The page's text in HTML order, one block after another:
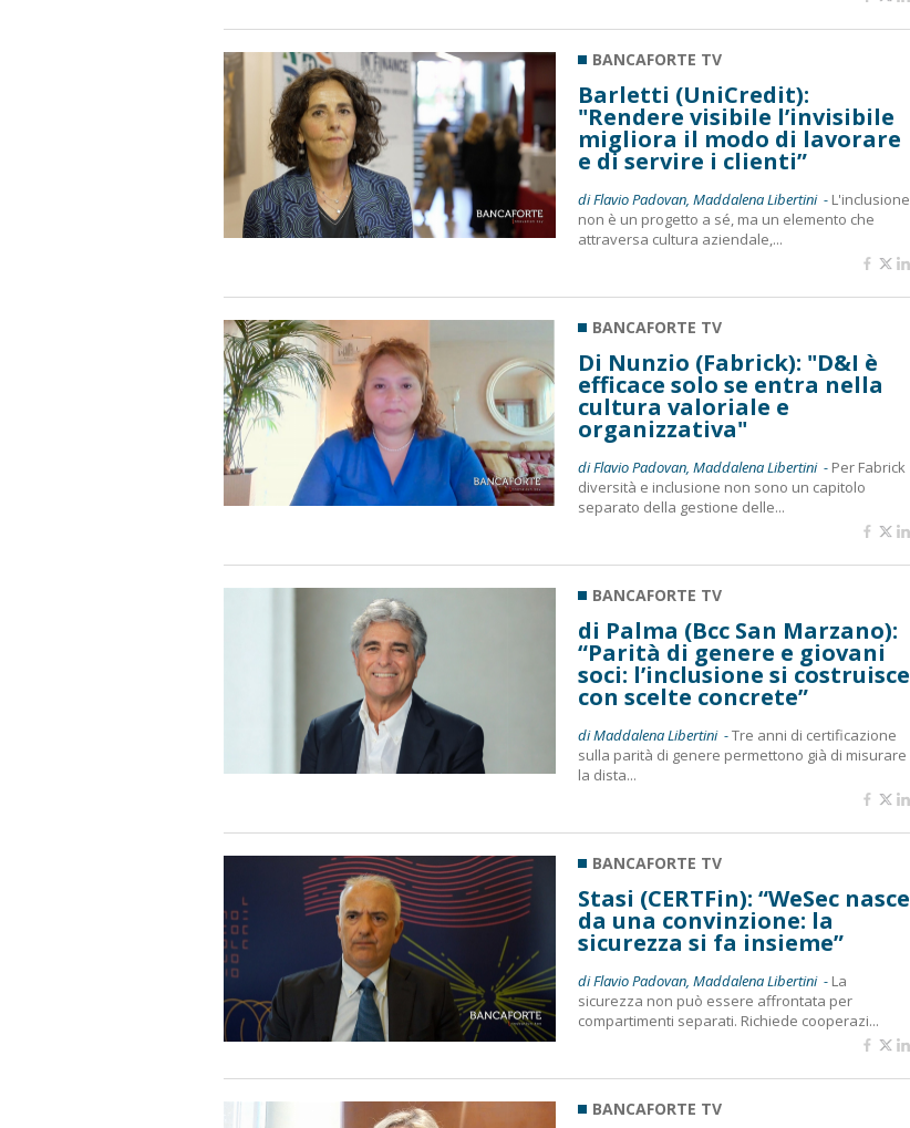
BANCAFORTE TV
Barletti (UniCredit):
"Rendere visibile l’invisibile
migliora il modo di lavorare
e di servire i clienti”
di Flavio Padovan, Maddalena Libertini - L'inclusione
non è un progetto a sé, ma un elemento che
attraversa cultura aziendale,...
BANCAFORTE TV
Di Nunzio (Fabrick): "D&I è
efficace solo se entra nella
cultura valoriale e
organizzativa"
di Flavio Padovan, Maddalena Libertini - Per Fabrick
diversità e inclusione non sono un capitolo
separato della gestione delle...
BANCAFORTE TV
di Palma (Bcc San Marzano):
“Parità di genere e giovani
soci: l’inclusione si costruisce
con scelte concrete”
di Maddalena Libertini -Tre anni di certificazione
sulla parità di genere permettono già di misurare
la dista...
BANCAFORTE TV
Stasi (CERTFin): “WeSec nasce
da una convinzione: la
sicurezza si fa insieme”
di Flavio Padovan, Maddalena Libertini - La
sicurezza non può essere affrontata per
compartimenti separati. Richiede cooperazi...
BANCAFORTE TV